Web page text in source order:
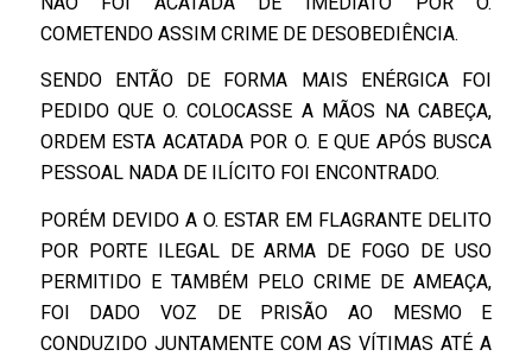
COMETENDO ASSIM CRIME DE DESOBEDIÊNCIA.
SENDO ENTÃO DE FORMA MAIS ENÉRGICA FOI
PEDIDO QUE O. COLOCASSE A MÃOS NA CABEÇA,
ORDEM ESTA ACATADA POR O. E QUE APÓS BUSCA
PESSOAL NADA DE ILÍCITO FOI ENCONTRADO.
PORÉM DEVIDO A O. ESTAR EM FLAGRANTE DELITO
POR PORTE ILEGAL DE ARMA DE FOGO DE USO
PERMITIDO E TAMBÉM PELO CRIME DE AMEAÇA,
FOI DADO VOZ DE PRISÃO AO MESMO E
CONDUZIDO JUNTAMENTE COM AS VÍTIMAS ATÉ A